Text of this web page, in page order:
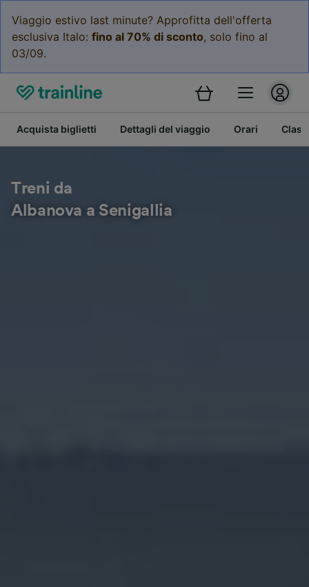
Viaggio estivo last minute? Approfitta dell'offerta
esclusiva Italo: fino al 70% di sconto, solo fino al
03/09.
Acquista biglietti Dettagli del viaggio Orari
Treni da
Albanova a Senigallia